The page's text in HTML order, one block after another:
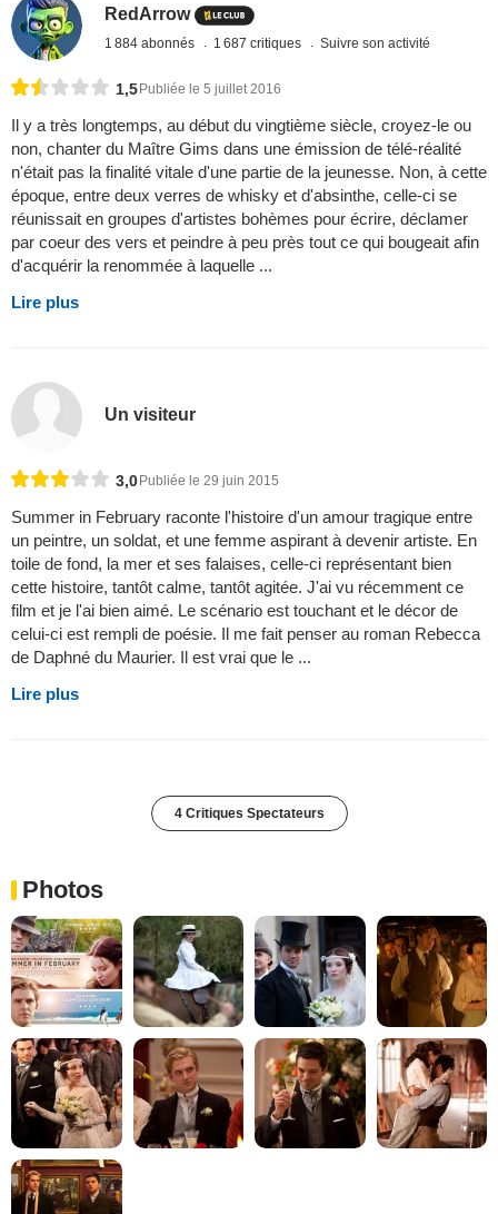
RedArrow
1 884 abonnés 1 687 critiques Suivre son activité
1,5Publiée le 5 juillet 2016
Il y a très longtemps, au début du vingtième siècle, croyez-le ou
non, chanter du Maître Gims dans une émission de télé-réalité
n'était pas la finalité vitale d'une partie de la jeunesse. Non, à cette
époque, entre deux verres de whisky et d'absinthe, celle-ci se
réunissait en groupes d'artistes bohèmes pour écrire, déclamer
par coeur des vers et peindre à peu près tout ce qui bougeait afin
d'acquérir la renommée à laquelle ...
Lire plus
Un visiteur
3,0 Publiée le 29 juin 2015
Summer in February raconte l'histoire d'un amour tragique entre
un peintre, un soldat, et une femme aspirant à devenir artiste. En
toile de fond, la mer et ses falaises, celle-ci représentant bien
cette histoire, tantôt calme, tantôt agitée. J'ai vu récemment ce
film et je l'ai bien aimé. Le scénario est touchant et le décor de
celui-ci est rempli de poésie. Il me fait penser au roman Rebecca
de Daphné du Maurier. Il est vrai que le ...
Lire plus
4 Critiques Spectateurs
Photos